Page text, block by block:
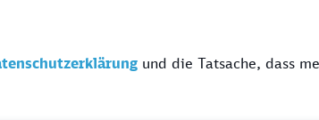
und die Tatsache, dass